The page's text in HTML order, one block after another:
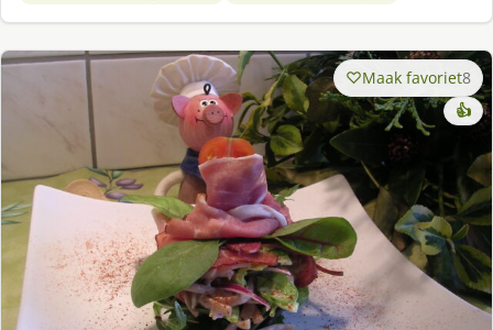
Maak favoriet8
👍